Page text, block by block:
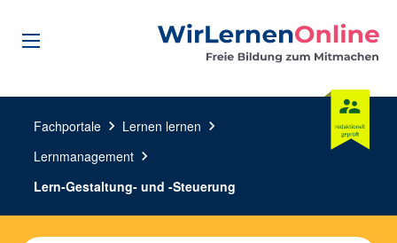
Fachportale chevron_right Lernen lernen chevron_right
Lernmanagement chevron_right
Lern-Gestaltung- und -Steuerung